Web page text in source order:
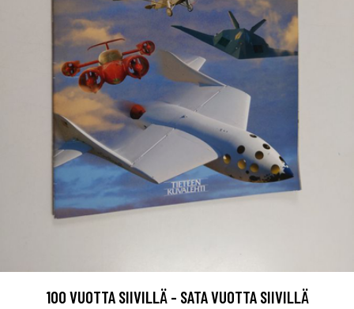
100 VUOTTA SIIVILLÄ - SATA VUOTTA SIIVILLÄ